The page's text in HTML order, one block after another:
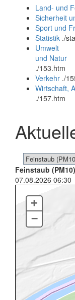
und
schließen
Land- und
Sicherheit
Sport und
Statistik ./
Umwelt
und Natur
./153.htm
Verkehr ./
Wirtschaft,
./157.htm
Feinstaub (PM10)
07.08.2026 06:30
+
–